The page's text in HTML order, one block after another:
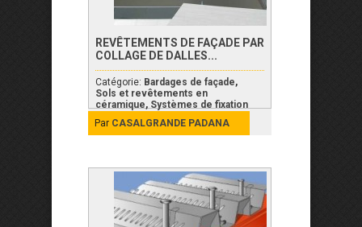
REVÊTEMENTS DE FAÇADE PAR
COLLAGE DE DALLES...
Catégorie: Bardages de façade,
Sols et revêtements en
céramique, Systèmes de fixation
Par CASALGRANDE PADANA